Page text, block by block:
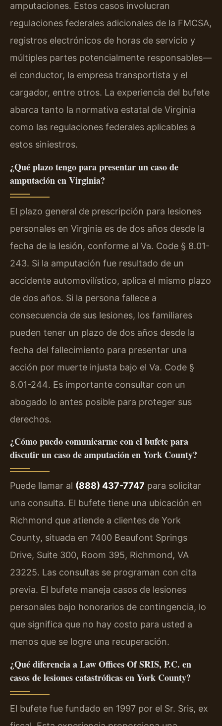
amputaciones. Estos casos involucran
regulaciones federales adicionales de la FMCSA,
registros electrónicos de horas de servicio y
múltiples partes potencialmente responsables—
el conductor, la empresa transportista y el
cargador, entre otros. La experiencia del bufete
abarca tanto la normativa estatal de Virginia
como las regulaciones federales aplicables a
estos siniestros.
¿Qué plazo tengo para presentar un caso de
amputación en Virginia?
El plazo general de prescripción para lesiones
personales en Virginia es de dos años desde la
fecha de la lesión, conforme al Va. Code § 8.01-
243. Si la amputación fue resultado de un
accidente automovilístico, aplica el mismo plazo
de dos años. Si la persona fallece a
consecuencia de sus lesiones, los familiares
pueden tener un plazo de dos años desde la
fecha del fallecimiento para presentar una
acción por muerte injusta bajo el Va. Code §
8.01-244. Es importante consultar con un
abogado lo antes posible para proteger sus
derechos.
¿Cómo puedo comunicarme con el bufete para
discutir un caso de amputación en York County?
Puede llamar al (888) 437-7747 para solicitar
una consulta. El bufete tiene una ubicación en
Richmond que atiende a clientes de York
County, situada en 7400 Beaufont Springs
Drive, Suite 300, Room 395, Richmond, VA
23225. Las consultas se programan con cita
previa. El bufete maneja casos de lesiones
personales bajo honorarios de contingencia, lo
que significa que no hay costo para usted a
menos que se logre una recuperación.
¿Qué diferencia a Law Offices Of SRIS, P.C. en
casos de lesiones catastróficas en York County?
El bufete fue fundado en 1997 por el Sr. Sris, ex